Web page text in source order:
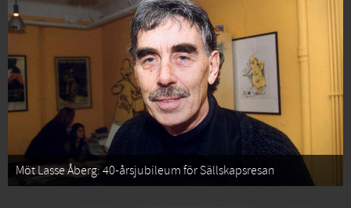
Möt Lasse Åberg: 40-årsjubileum för Sällskapsresan